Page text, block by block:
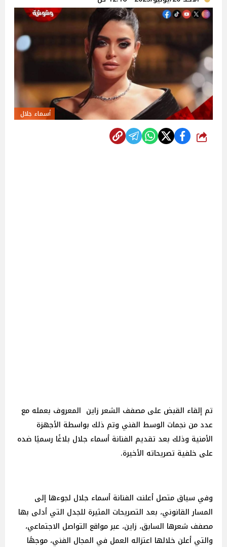
أسماء جلال ‎
شارك
تم إلقاء القبض على مصفف الشعر زاين المعروف بعمله مع
عدد من نجمات الوسط الفني وتم ذلك بواسطة الأجهزة
الأمنية وذلك بعد تقديم الفنانة أسماء جلال بلاغًا رسميًا ضده
على خلفية تصريحاته الأخيرة.
وفي سياق متصل أعلنت الفنانة أسماء جلال لجوءها إلى
المسار القانوني، بعد التصريحات المثيرة للجدل التي أدلى بها
مصفف شعرها السابق، زاين، عبر مواقع التواصل الاجتماعي،
والتي أعلن خلالها اعتزاله العمل في المجال الفني، موجهًا